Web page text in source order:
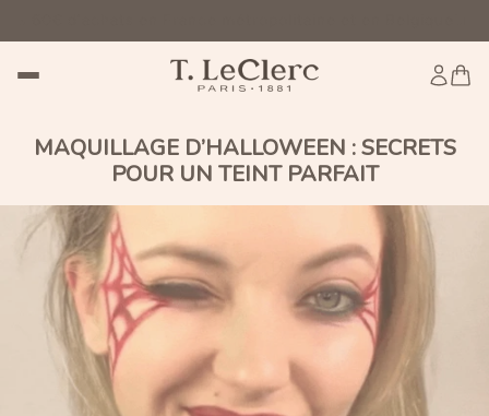
MAQUILLAGE D’HALLOWEEN : SECRETS
POUR UN TEINT PARFAIT